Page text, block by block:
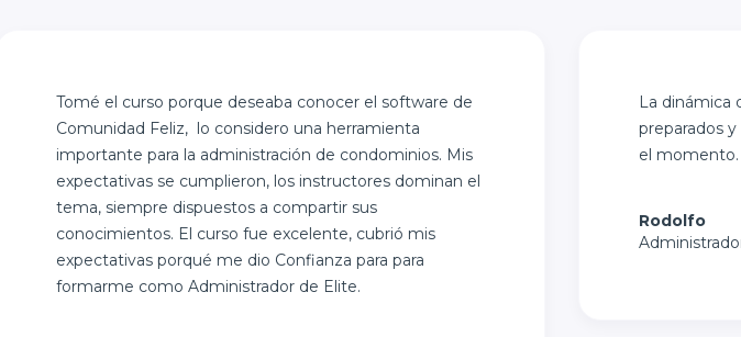
Tomé el curso porque deseaba conocer el software de
Comunidad Feliz, lo considero una herramienta
importante para la administración de condominios. Mis
expectativas se cumplieron, los instructores dominan el
tema, siempre dispuestos a compartir sus
conocimientos. El curso fue excelente, cubrió mis
expectativas porqué me dio Confianza para para
formarme como Administrador de Elite.
La dinámica
preparados
el momento.
Rodolfo